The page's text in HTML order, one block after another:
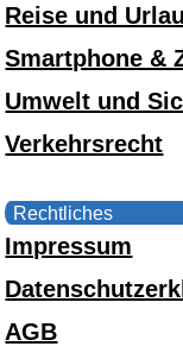
Reise und
Smartphone &
Umwelt und
Verkehrsrecht
Rechtliches
Impressum
AGB